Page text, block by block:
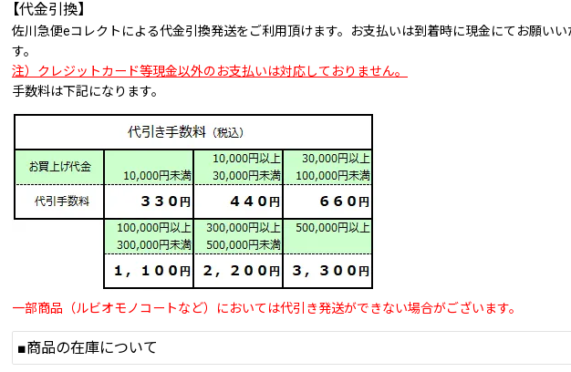
【代金引換】
佐川急便eコレクトによる代金引換発送をご利用頂けます。お支払いは到着時に現金にてお願いい
す。
注）クレジットカード等現金以外のお支払いは対応しておりません。
手数料は下記になります。
一部商品（ルビオモノコートなど）においては代引き発送ができない場合がございます。
■商品の在庫について